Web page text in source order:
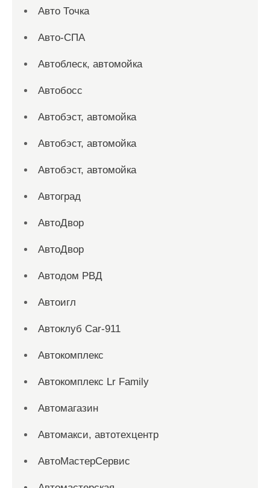
Авто Точка
Авто-СПА
Автоблеск, автомойка
Автобосс
Автобэст, автомойка
Автобэст, автомойка
Автобэст, автомойка
Автоград
АвтоДвор
АвтоДвор
Автодом РВД
Автоигл
Автоклуб Car-911
Автокомплекс
Автокомплекс Lr Family
Автомагазин
Автомакси, автотехцентр
АвтоМастерСервис